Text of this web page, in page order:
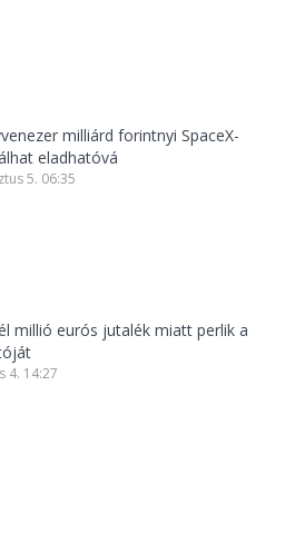
milliárd forintnyi SpaceX-
eladhatóvá
5. 06:35
millió eurós jutalék miatt perlik a
4. 14:27